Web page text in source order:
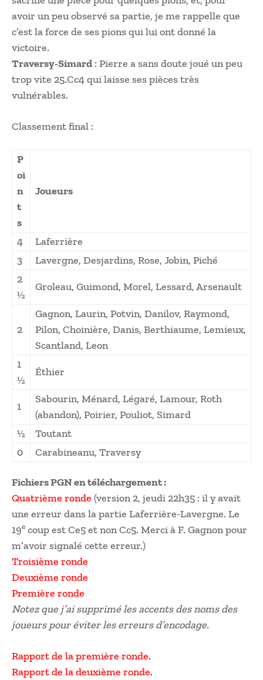
avoir un peu observé sa partie, je me rappelle que
c’est la force de ses pions qui lui ont donné la
victoire.
Traversy-Simard : Pierre a sans doute joué un peu
trop vite 25.Cc4 qui laisse ses pièces très
vulnérables.
Classement final :
P
oi
n
t
s
Joueurs
4
Laferrière
3
Lavergne, Desjardins, Rose, Jobin, Piché
2
½
Groleau, Guimond, Morel, Lessard, Arsenault
2
Gagnon, Laurin, Potvin, Danilov, Raymond,
Pilon, Choinière, Danis, Berthiaume, Lemieux,
Scantland, Leon
1
½
Éthier
1
Sabourin, Ménard, Légaré, Lamour, Roth
(abandon), Poirier, Pouliot, Simard
½
Toutant
0
Carabineanu, Traversy
Fichiers PGN en téléchargement :
Quatrième ronde (version 2, jeudi 22h35 : il y avait
une erreur dans la partie Laferrière-Lavergne. Le
19e coup est Ce5 et non Cc5. Merci à F. Gagnon pour
m’avoir signalé cette erreur.)
Troisième ronde
Deuxième ronde
Première ronde
Notez que j’ai supprimé les accents des noms des
joueurs pour éviter les erreurs d’encodage.
Rapport de la première ronde.
Rapport de la deuxième ronde.